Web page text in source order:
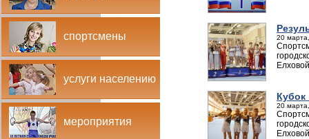
спортсмены
услуги населению
мероприятия
20
Кубок
20